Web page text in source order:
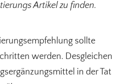
Artikel zu finden.
sollte
werden. Desgleichen
in der Tat